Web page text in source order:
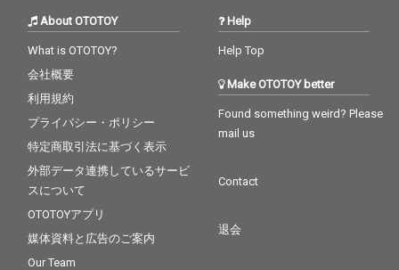
About OTOTOY
What is OTOTOY?
会社概要
利用規約
プライバシー・ポリシー
特定商取引法に基づく表示
外部データ連携しているサービ
スについて
OTOTOYアプリ
媒体資料と広告のご案内
Our Team
Help
Help Top
Make OTOTOY better
Found something weird? Please
mail us
Contact
退会